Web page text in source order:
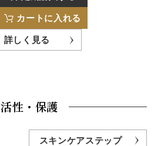
カートに入れる
詳しく見る
活性・保護
スキンケアステップ